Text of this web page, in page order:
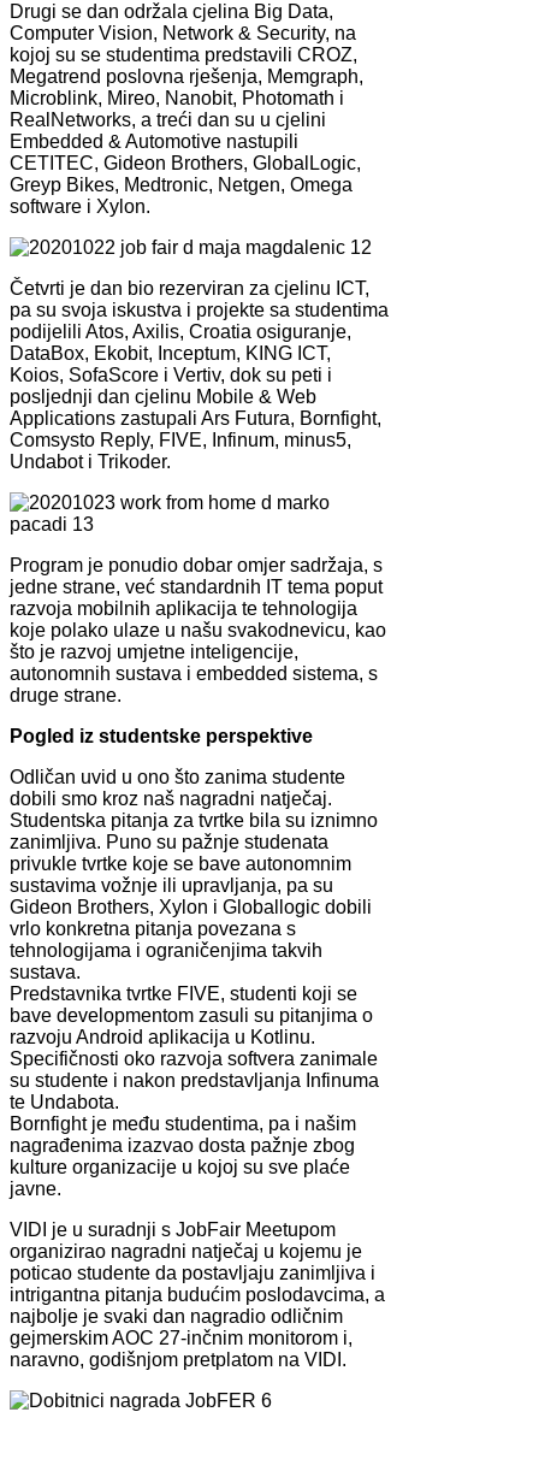
Drugi se dan održala cjelina Big Data,
Computer Vision, Network & Security, na
kojoj su se studentima predstavili CROZ,
Megatrend poslovna rješenja, Memgraph,
Microblink, Mireo, Nanobit, Photomath i
RealNetworks, a treći dan su u cjelini
Embedded & Automotive nastupili
CETITEC, Gideon Brothers, GlobalLogic,
Greyp Bikes, Medtronic, Netgen, Omega
software i Xylon.
Četvrti je dan bio rezerviran za cjelinu ICT,
pa su svoja iskustva i projekte sa studentima
podijelili Atos, Axilis, Croatia osiguranje,
DataBox, Ekobit, Inceptum, KING ICT,
Koios, SofaScore i Vertiv, dok su peti i
posljednji dan cjelinu Mobile & Web
Applications zastupali Ars Futura, Bornfight,
Comsysto Reply, FIVE, Infinum, minus5,
Undabot i Trikoder.
Program je ponudio dobar omjer sadržaja, s
jedne strane, već standardnih IT tema poput
razvoja mobilnih aplikacija te tehnologija
koje polako ulaze u našu svakodnevicu, kao
što je razvoj umjetne inteligencije,
autonomnih sustava i embedded sistema, s
druge strane.
Pogled iz studentske perspektive
Odličan uvid u ono što zanima studente
dobili smo kroz naš nagradni natječaj.
Studentska pitanja za tvrtke bila su iznimno
zanimljiva. Puno su pažnje studenata
privukle tvrtke koje se bave autonomnim
sustavima vožnje ili upravljanja, pa su
Gideon Brothers, Xylon i Globallogic dobili
vrlo konkretna pitanja povezana s
tehnologijama i ograničenjima takvih
sustava.
Predstavnika tvrtke FIVE, studenti koji se
bave developmentom zasuli su pitanjima o
razvoju Android aplikacija u Kotlinu.
Specifičnosti oko razvoja softvera zanimale
su studente i nakon predstavljanja Infinuma
te Undabota.
Bornfight je među studentima, pa i našim
nagrađenima izazvao dosta pažnje zbog
kulture organizacije u kojoj su sve plaće
javne.
VIDI je u suradnji s JobFair Meetupom
organizirao nagradni natječaj u kojemu je
poticao studente da postavljaju zanimljiva i
intrigantna pitanja budućim poslodavcima, a
najbolje je svaki dan nagradio odličnim
gejmerskim AOC 27-inčnim monitorom i,
naravno, godišnjom pretplatom na VIDI.